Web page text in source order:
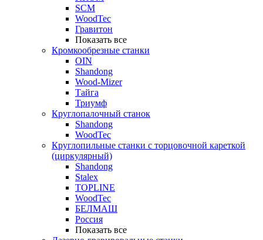
SCM
WoodTec
Гравитон
Показать все
Кромкообрезные станки
OIN
Shandong
Wood-Mizer
Тайга
Триумф
Круглопалочный станок
Shandong
WoodTec
Круглопильные станки с торцовочной кареткой
(циркулярный)
Shandong
Stalex
TOPLINE
WoodTec
БЕЛМАШ
Россия
Показать все